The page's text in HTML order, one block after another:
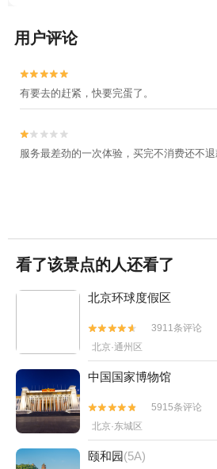
用户评论


有要去的赶紧，快要完蛋了。


服务最差劲的一次体验，买完不消费还不
看了该景点的人还看了
北京环球度假区


3911条评论
北京·通州区
中国国家博物馆


5915条评论
北京·东城区
颐和园(5A)